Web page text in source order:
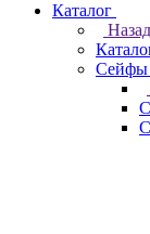
Каталог
Назад
Cейфы